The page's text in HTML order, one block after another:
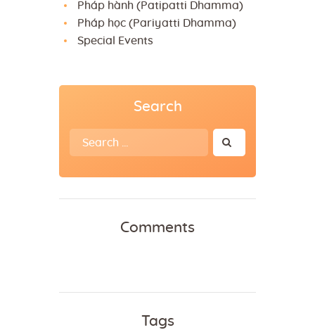
Pháp hành (Patipatti Dhamma)
Pháp học (Pariyatti Dhamma)
Special Events
Search
Search
for:
Comments
Tags